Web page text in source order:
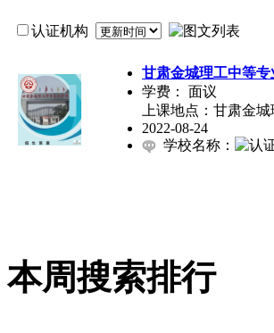
认证机构
甘肃金城理工中等
学费： 面议
上课地点：甘肃金
2022-08-24
学校名称：
本周搜索排行